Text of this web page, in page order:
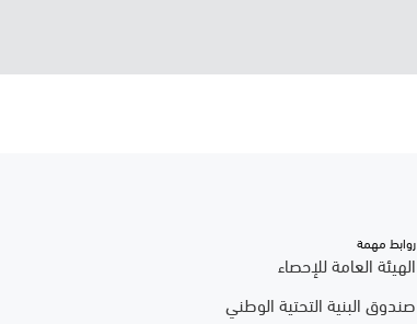
روابط مهمة
الهيئة العامة للإحصاء
صندوق البنية التحتية الوطني